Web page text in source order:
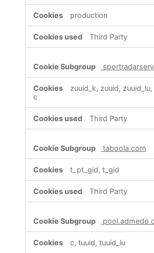
production
Third Party
zuuid_k, zuuid,
c
Third Party
taboola.com
t_pt_gid, t_gid
Third Party
c, tuuid, tuuid_lu